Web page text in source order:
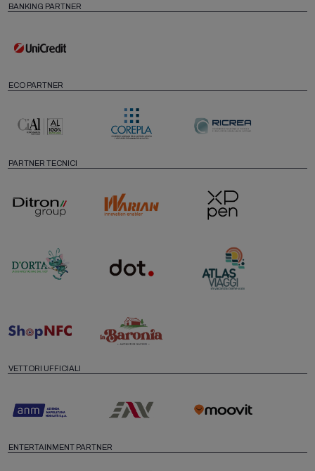
BANKING PARTNER
ECO PARTNER
PARTNER TECNICI
VETTORI UFFICIALI
ENTERTAINMENT PARTNER